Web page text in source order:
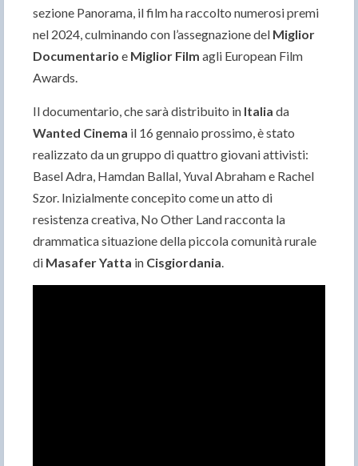
sezione Panorama, il film ha raccolto numerosi premi
nel 2024, culminando con l’assegnazione del Miglior
Documentario e Miglior Film agli European Film
Awards.
Il documentario, che sarà distribuito in Italia da
Wanted Cinema il 16 gennaio prossimo, è stato
realizzato da un gruppo di quattro giovani attivisti:
Basel Adra, Hamdan Ballal, Yuval Abraham e Rachel
Szor. Inizialmente concepito come un atto di
resistenza creativa, No Other Land racconta la
drammatica situazione della piccola comunità rurale
di Masafer Yatta in Cisgiordania.